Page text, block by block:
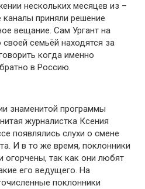
нескольких месяцев из –
приняли решение
вещание. Сам Ургант на
семьёй находятся за
когда именно
в Россию.
знаменитой программы
журналистка Ксения
появлялись слухи о смене
И в то же время, поклонники
огорчены, так как они любят
его ведущего. На
поклонники